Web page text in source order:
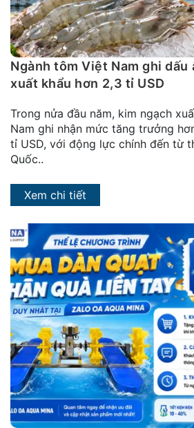
Ngành tôm Việt Nam ghi dấu
xuất khẩu hơn 2,3 tỉ USD
Trong nửa đầu năm, kim ngạch
Nam ghi nhận mức tăng trưởng
tỉ USD, với động lực chính đến từ
Quốc..
Xem chi tiết